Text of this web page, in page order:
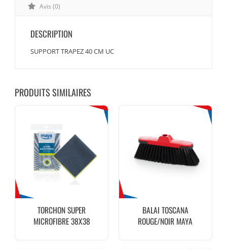
Avis (0)
DESCRIPTION
SUPPORT TRAPEZ 40 CM UC
PRODUITS SIMILAIRES
TORCHON SUPER
MICROFIBRE 38X38
BALAI TOSCANA
ROUGE/NOIR MAYA